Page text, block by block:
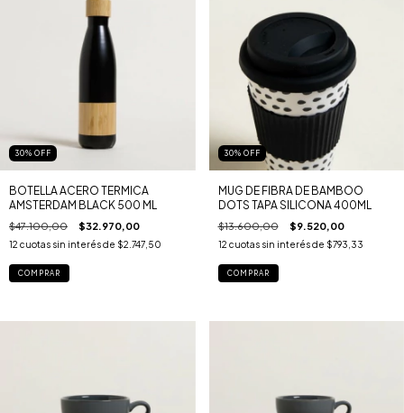
30% OFF
BOTELLA ACERO TERMICA
AMSTERDAM BLACK 500 ML
$47.100,00 $32.970,00
12 cuotas sin interés de $2.747,50
30% OFF
MUG DE FIBRA DE BAMBOO
DOTS TAPA SILICONA 400ML
$13.600,00 $9.520,00
12 cuotas sin interés de $793,33